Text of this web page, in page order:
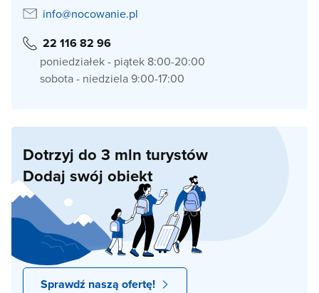
info@nocowanie.pl
22 116 82 96
poniedziałek - piątek 8:00-20:00
sobota - niedziela 9:00-17:00
Dotrzyj do 3 mln turystów
Dodaj swój obiekt
Sprawdź naszą ofertę!